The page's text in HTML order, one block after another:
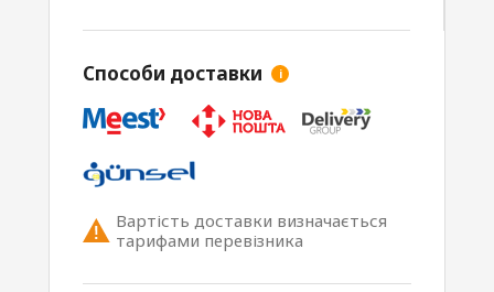
Способи доставки i
Вартість доставки визначається
тарифами перевізника